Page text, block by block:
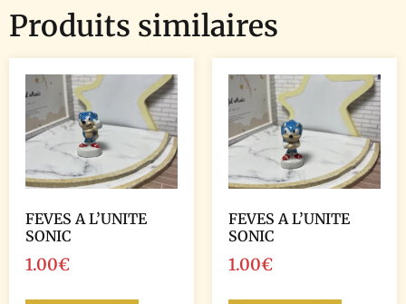
Produits similaires
FEVES A L’UNITE
SONIC
1.00€
FEVES A L’UNITE
SONIC
1.00€